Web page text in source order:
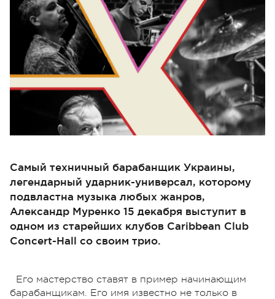
Самый техничный барабанщик Украины,
легендарный ударник-универсал, которому
подвластна музыка любых жанров,
Александр Муренко 15 декабря выступит в
одном из старейших клубов Caribbean Club
Concert-Hall со своим трио.
Его мастерство ставят в пример начинающим
барабанщикам. Его имя известно не только в